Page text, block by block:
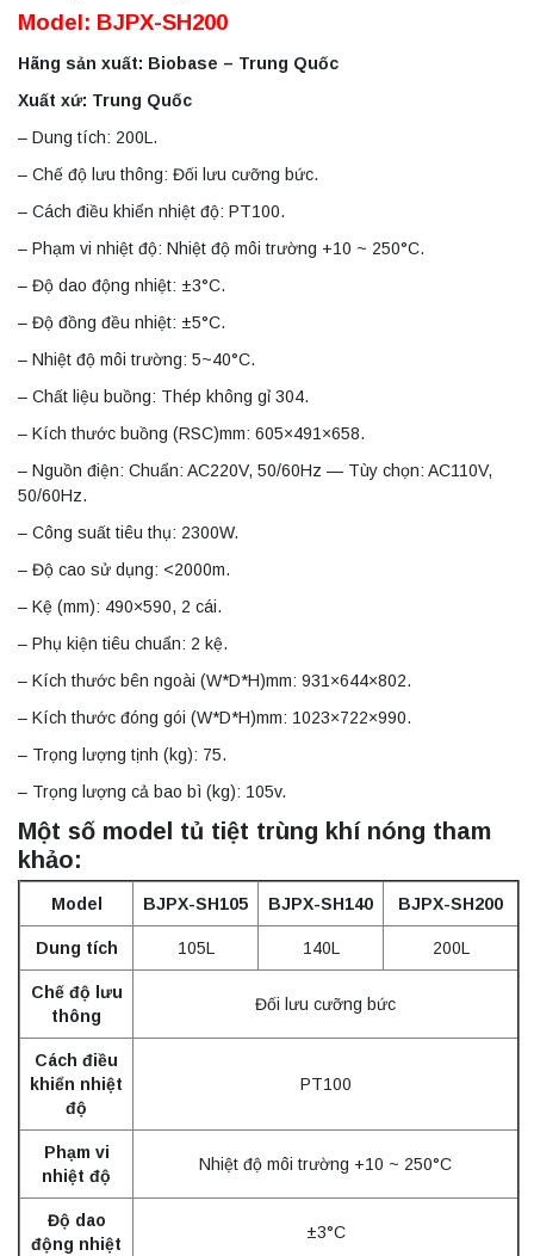
Model: BJPX-SH200
Hãng sản xuất: Biobase – Trung Quốc
Xuất xứ: Trung Quốc
– Dung tích: 200L.
– Chế độ lưu thông: Đối lưu cưỡng bức.
– Cách điều khiển nhiệt độ: PT100.
– Phạm vi nhiệt độ: Nhiệt độ môi trường +10 ~ 250°C.
– Độ dao động nhiệt: ±3°C.
– Độ đồng đều nhiệt: ±5°C.
– Nhiệt độ môi trường: 5~40°C.
– Chất liệu buồng: Thép không gỉ 304.
– Kích thước buồng (RSC)mm: 605×491×658.
– Nguồn điện: Chuẩn: AC220V, 50/60Hz — Tùy chọn: AC110V,
50/60Hz.
– Công suất tiêu thụ: 2300W.
– Độ cao sử dụng: <2000m.
– Kệ (mm): 490×590, 2 cái.
– Phụ kiện tiêu chuẩn: 2 kệ.
– Kích thước bên ngoài (W*D*H)mm: 931×644×802.
– Kích thước đóng gói (W*D*H)mm: 1023×722×990.
– Trọng lượng tịnh (kg): 75.
– Trọng lượng cả bao bì (kg): 105v.
Một số model tủ tiệt trùng khí nóng tham
khảo:
Model BJPX-SH105 BJPX-SH140 BJPX-SH200
Dung tích 105L 140L 200L
Chế độ lưu
thông
Đối lưu cưỡng bức
Cách điều
khiển nhiệt
độ
PT100
Phạm vi
nhiệt độ
Nhiệt độ môi trường +10 ~ 250°C
Độ dao
động nhiệt
±3°C